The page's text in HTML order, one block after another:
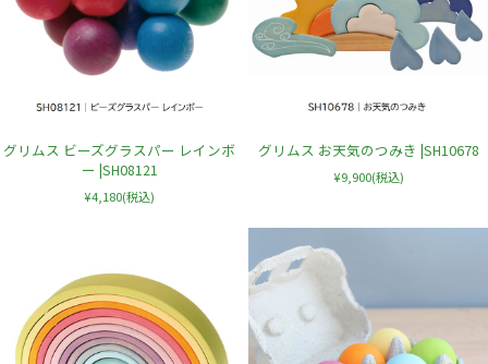
グリムス ビーズグラスパー レインボ
ー |SH08121
¥4,180(税込)
グリムス お天気のつみき |SH10678
¥9,900(税込)